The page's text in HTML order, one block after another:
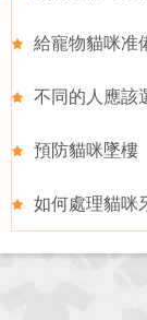
給寵物貓咪准
不同的人應該
預防貓咪墜樓
如何處理貓咪